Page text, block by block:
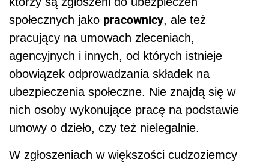
społecznych jako pracownicy, ale też
pracujący na umowach zleceniach,
agencyjnych i innych, od których istnieje
obowiązek odprowadzania składek na
ubezpieczenia społeczne. Nie znajdą się w
nich osoby wykonujące pracę na podstawie
umowy o dzieło, czy też nielegalnie.
W zgłoszeniach w większości cudzoziemcy